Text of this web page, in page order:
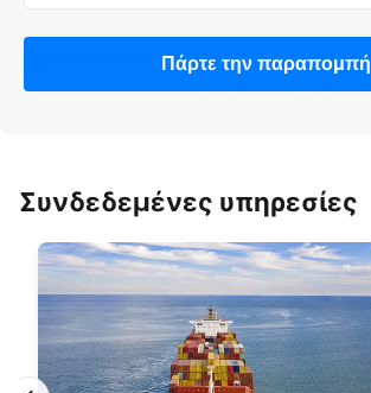
Πάρτε την παραπομπή
Συνδεδεμένες υπηρεσίες